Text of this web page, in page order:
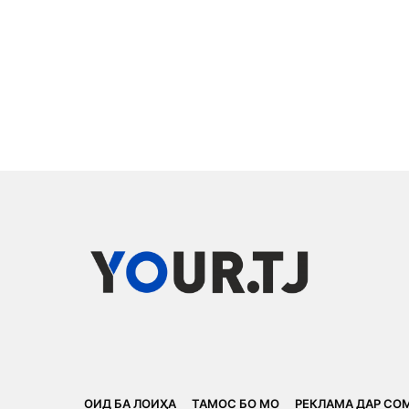
ОИД БА ЛОИҲА ТАМОС БО МО РЕКЛАМА ДАР